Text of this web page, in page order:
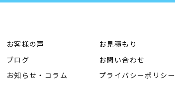
お客様の声
ブログ
お知らせ・コラム
お見積もり
お問い合わせ
プライバシーポリシー